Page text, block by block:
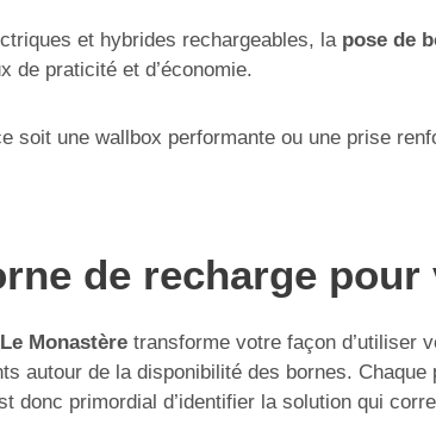
et hybrides rechargeables, la pose de
de praticité et d’économie.
soit une wallbox performante ou une prise
de recharge
Monastère transforme votre façon d’utiliser
autour de la disponibilité des bornes.
donc primordial d’identifier la solution qui